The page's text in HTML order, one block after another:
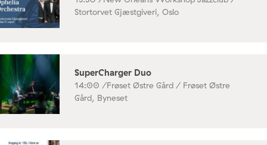
Stortorvet Gjæstgiveri, Oslo
SuperCharger Duo
14:00 /Frøset Østre Gård / Frøset Østre
Gård, Byneset